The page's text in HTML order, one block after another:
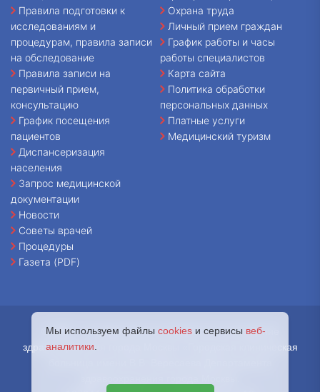
Правила подготовки к
исследованиям и
процедурам, правила записи
на обследование
Правила записи на
первичный прием,
консультацию
График посещения
пациентов
Диспансеризация
населения
Запрос медицинской
документации
Новости
Советы врачей
Процедуры
Газета (PDF)
Охрана труда
Личный прием граждан
График работы и часы
работы специалистов
Карта сайта
Политика обработки
персональных данных
Платные услуги
Медицинский туризм
© 2026 - Государственное бюджетное учреждение
здравоохранения города Москвы «Городская клиническая
Мы используем файлы cookies и сервисы веб-
аналитики